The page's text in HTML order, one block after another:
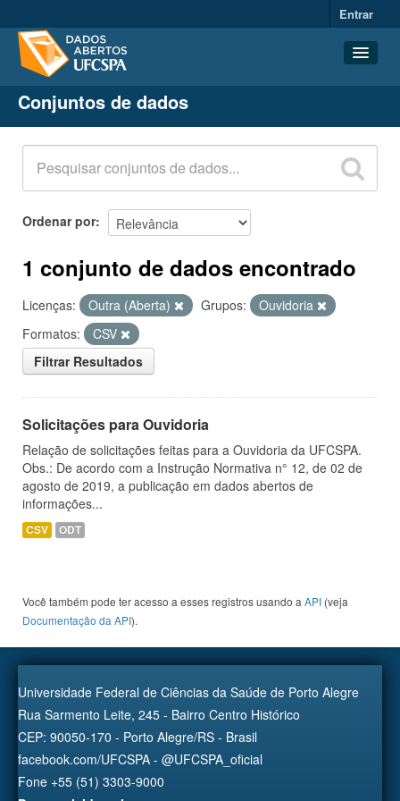
Entrar
Conjuntos de dados
Organizações
Grupos
Sobre
Conjuntos de dados
Ordenar por
1 conjunto de dados encontrado
Licenças: Outra (Aberta) Grupos:
Ouvidoria
Formatos:
CSV
Filtrar Resultados
Solicitações para Ouvidoria
Relação de solicitações feitas para a Ouvidoria da UFCSPA.
Obs.: De acordo com a Instrução Normativa n° 12, de 02 de
agosto de 2019, a publicação em dados abertos de
informações...
CSV ODT
Você também pode ter acesso a esses registros usando a API (veja
Documentação da API).
Universidade Federal de Ciências da Saúde de Porto Alegre
Rua Sarmento Leite, 245 - Bairro Centro Histórico
CEP: 90050-170 - Porto Alegre/RS - Brasil
facebook.com/UFCSPA - @UFCSPA_oficial
Fone +55 (51) 3303-9000